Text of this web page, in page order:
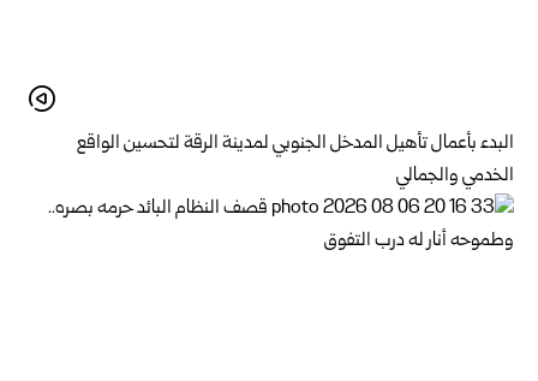
البدء بأعمال تأهيل المدخل الجنوبي لمدينة الرقة لتحسين الواقع
الخدمي والجمالي